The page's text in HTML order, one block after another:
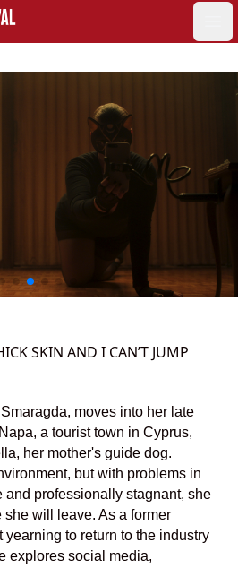
SKIN AND I CAN’T JUMP
moves into her late
a tourist town in Cyprus,
her mother's guide dog.
butwith problems in
and professionally stagnant, she
will leave. As a former
to return to the industry
explores social media,